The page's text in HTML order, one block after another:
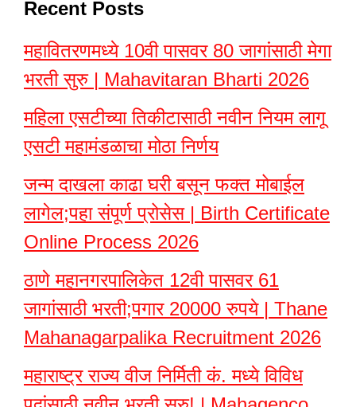
Recent Posts
महावितरणमध्ये 10वी पासवर 80 जागांसाठी मेगा
भरती सुरु | Mahavitaran Bharti 2026
महिला एसटीच्या तिकीटासाठी नवीन नियम लागू
एसटी महामंडळाचा मोठा निर्णय
जन्म दाखला काढा घरी बसून फक्त मोबाईल
लागेल;पहा संपूर्ण प्रोसेस | Birth Certificate
Online Process 2026
ठाणे महानगरपालिकेत 12वी पासवर 61
जागांसाठी भरती;पगार 20000 रुपये | Thane
Mahanagarpalika Recruitment 2026
महाराष्ट्र राज्य वीज निर्मिती कं. मध्ये विविध